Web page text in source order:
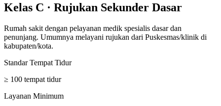
Kelas C · Rujukan Sekunder Dasar
Rumah sakit dengan pelayanan medik spesialis dasar dan
penunjang. Umumnya melayani rujukan dari Puskesmas/klinik di
kabupaten/kota.
Standar Tempat Tidur
≥ 100 tempat tidur
Layanan Minimum